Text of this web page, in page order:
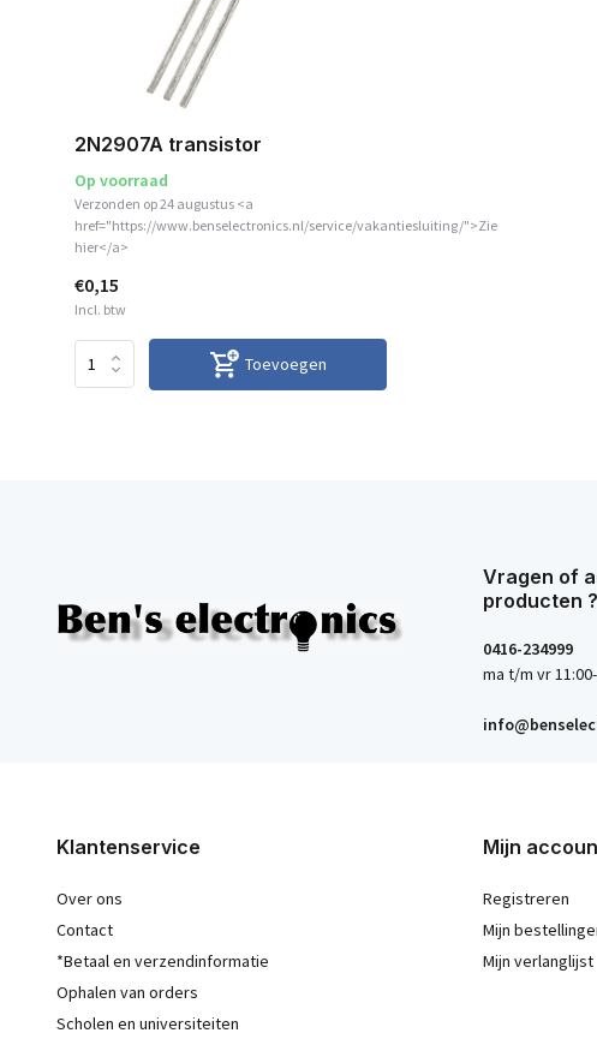
2N2907A transistor
Op voorraad
Verzonden op 24 augustus <a
href="https://www.benselectronics.nl/service/vakantiesluiting/">Zie
hier</a>
€0,15
Incl. btw
Toevoegen
Vragen of
producten ?
0416-234999
ma t/m vr
Klantenservice
Over ons
Contact
*Betaal en verzendinformatie
Ophalen van orders
Scholen en universiteiten
Mijn
Registreren
Mijn
Mijn verlanglijst